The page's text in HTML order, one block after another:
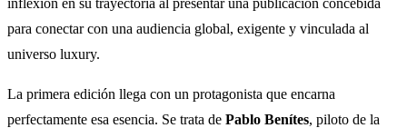
para conectar con una audiencia global, exigente y vinculada al
universo luxury.
La primera edición llega con un protagonista que encarna
perfectamente esa esencia. Se trata de Pablo Benítes, piloto de la